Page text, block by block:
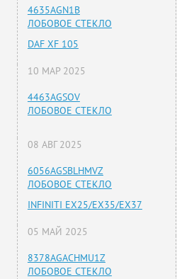
4635AGN1B
ЛОБОВОЕ СТЕКЛО
DAF XF 105
10 МАР 2025
4463AGSOV
ЛОБОВОЕ СТЕКЛО
08 АВГ 2025
6056AGSBLHMVZ
ЛОБОВОЕ СТЕКЛО
INFINITI EX25/EX35/EX37
05 МАЙ 2025
8378AGACHMU1Z
ЛОБОВОЕ СТЕКЛО